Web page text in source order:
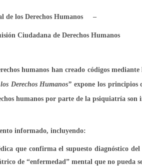
de los Derechos Humanos –
Ciudadana de Derechos Humanos
humanos han creado códigos
Derechos Humanos” expone los principios
humanos por parte de la psiquiatría son
informado, incluyendo:
que confirma el supuesto diagnóstico
de “enfermedad” mental que no pueda